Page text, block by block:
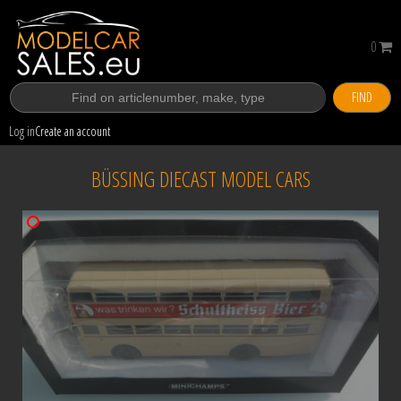
FIND
Log inCreate an account
0
BÜSSING DIECAST MODEL CARS